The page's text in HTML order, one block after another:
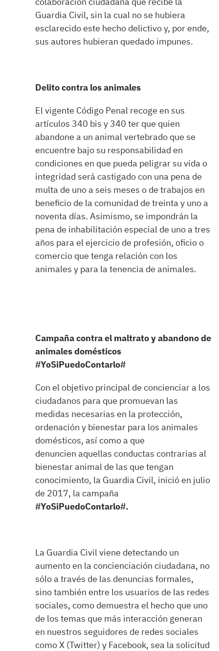
Guardia Civil, sin la cual no se hubiera
esclarecido este hecho delictivo y, por ende,
sus autores hubieran quedado impunes.
Delito contra los animales
El vigente Código Penal recoge en sus
artículos 340 bis y 340 ter que quien
abandone a un animal vertebrado que se
encuentre bajo su responsabilidad en
condiciones en que pueda peligrar su vida o
integridad será castigado con una pena de
multa de uno a seis meses o de trabajos en
beneficio de la comunidad de treinta y uno a
noventa días. Asimismo, se impondrán la
pena de inhabilitación especial de uno a tres
años para el ejercicio de profesión, oficio o
comercio que tenga relación con los
animales y para la tenencia de animales.
Campaña contra el maltrato y abandono de
animales domésticos
#YoSiPuedoContarlo#
Con el objetivo principal de concienciar a los
ciudadanos para que promuevan las
medidas necesarias en la protección,
ordenación y bienestar para los animales
domésticos, así como a que
denuncien aquellas conductas contrarias al
bienestar animal de las que tengan
conocimiento, la Guardia Civil, inició en julio
de 2017, la campaña
#YoSiPuedoContarlo#.
La Guardia Civil viene detectando un
aumento en la concienciación ciudadana, no
sólo a través de las denuncias formales,
sino también entre los usuarios de las redes
sociales, como demuestra el hecho que uno
de los temas que más interacción generan
en nuestros seguidores de redes sociales
como X (Twitter) y Facebook, sea la solicitud